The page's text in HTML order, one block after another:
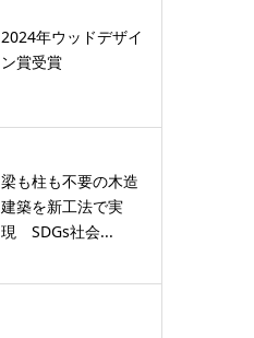
2024年ウッドデザイ
ン賞受賞
梁も柱も不要の木造
建築を新工法で実
現 SDGs社会...